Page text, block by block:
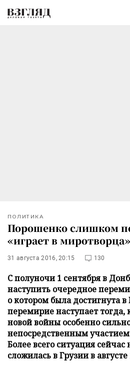
ПОЛИТИКА
Порошенко слишком
«играет в миротворца»
31 августа 2016, 20:15 130
С полуночи 1 сентября в
наступить очередное
о котором была достигнута
перемирие наступает тогда,
новой войны особенно
непосредственным
Более всего ситуация
сложилась в Грузии в августе